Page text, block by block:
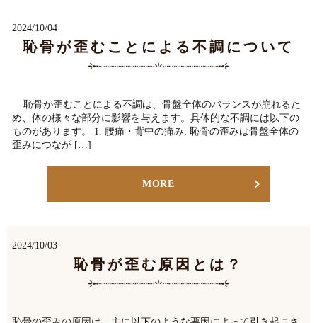
2024/10/04
恥骨が歪むことによる不調について
恥骨が歪むことによる不調は、骨盤全体のバランスが崩れるた
め、体の様々な部分に影響を与えます。具体的な不調には以下の
ものがあります。 1. 腰痛・背中の痛み: 恥骨の歪みは骨盤全体の
歪みにつなが […]
MORE
2024/10/03
恥骨が歪む原因とは？